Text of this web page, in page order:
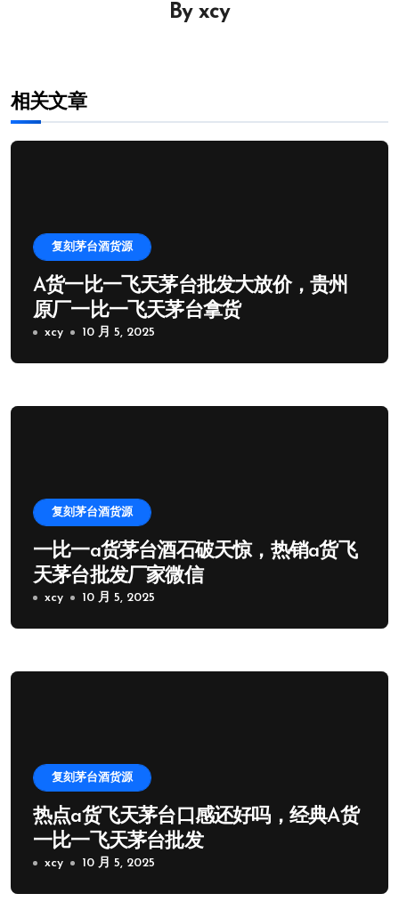
By xcy
相关文章
复刻茅台酒货源
A货一比一飞天茅台批发大放价，贵州
原厂一比一飞天茅台拿货
xcy 10 月 5, 2025
复刻茅台酒货源
一比一a货茅台酒石破天惊，热销a货飞
天茅台批发厂家微信
xcy 10 月 5, 2025
复刻茅台酒货源
热点a货飞天茅台口感还好吗，经典A货
一比一飞天茅台批发
xcy 10 月 5, 2025